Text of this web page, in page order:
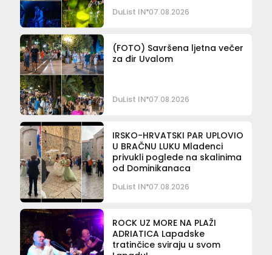
DuList IN 07.08.2026
(FOTO) Savršena ljetna večer
za đir Uvalom
DuList IN 07.08.2026
IRSKO-HRVATSKI PAR UPLOVIO
U BRAČNU LUKU Mladenci
privukli poglede na skalinima
od Dominikanaca
DuList IN 07.08.2026
ROCK UZ MORE NA PLAŽI
ADRIATICA Lapadske
tratinčice sviraju u svom